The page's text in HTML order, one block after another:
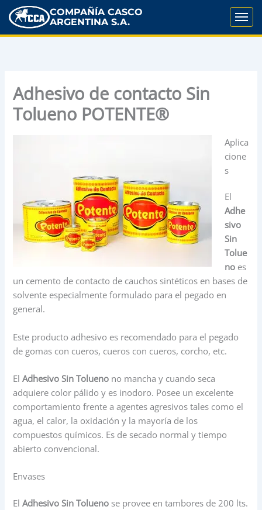
COMPAÑÍA CASCO
ARGENTINA S.A.
Adhesivo de contacto Sin
Tolueno POTENTE®
Aplica
cione
s
El
Adhe
sivo
Sin
Tolue
no es
un cemento de contacto de cauchos sintéticos en bases de
solvente especialmente formulado para el pegado en
general.
Este producto adhesivo es recomendado para el pegado
de gomas con cueros, cueros con cueros, corcho, etc.
ElAdhesivo Sin Tolueno no mancha y cuando seca
adquiere color pálido y es inodoro. Posee un excelente
comportamiento frente a agentes agresivos tales como el
agua, el calor, la oxidación y la mayoría de los
compuestos químicos. Es de secado normal y tiempo
abierto convencional.
Envases
ElAdhesivo Sin Tolueno se provee en tambores de 200 lts.